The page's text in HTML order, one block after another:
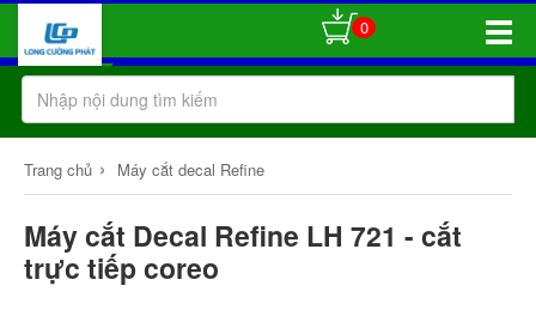
Toggle
0
Trang chủ › Máy cắt decal Refine
Máy cắt Decal Refine LH 721 - cắt
trực tiếp coreo